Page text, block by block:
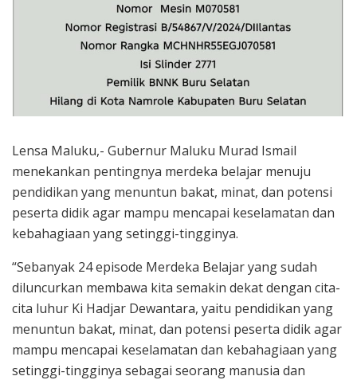
Lensa Maluku,- Gubernur Maluku Murad Ismail
menekankan pentingnya merdeka belajar menuju
pendidikan yang menuntun bakat, minat, dan potensi
peserta didik agar mampu mencapai keselamatan dan
kebahagiaan yang setinggi-tingginya.
“Sebanyak 24 episode Merdeka Belajar yang sudah
diluncurkan membawa kita semakin dekat dengan cita-
cita luhur Ki Hadjar Dewantara, yaitu pendidikan yang
menuntun bakat, minat, dan potensi peserta didik agar
mampu mencapai keselamatan dan kebahagiaan yang
setinggi-tingginya sebagai seorang manusia dan